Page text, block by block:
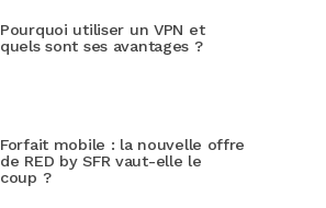
Pourquoi utiliser un VPN et
quels sont ses avantages ?
Forfait mobile : la nouvelle offre
de RED by SFR vaut-elle le
coup ?